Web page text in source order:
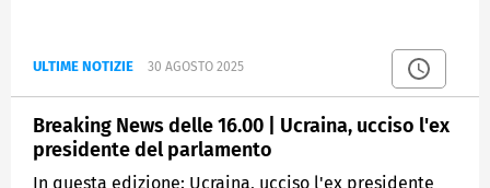
ULTIME NOTIZIE 30 AGOSTO 2025
Breaking News delle 16.00 | Ucraina, ucciso l'ex
presidente del parlamento
In questa edizione: Ucraina, ucciso l'ex presidente